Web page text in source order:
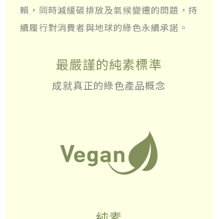
賴，同時減緩碳排放及氣候變遷的問題，持
續履行對消費者與地球的綠色永續承諾。
最嚴謹的純素標準
成就真正的綠色產品概念